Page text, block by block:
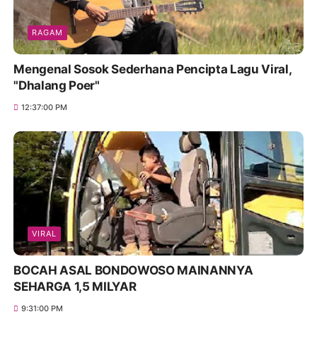
RAGAM
Mengenal Sosok Sederhana Pencipta Lagu Viral,
"Dhalang Poer"
12:37:00 PM
VIRAL
BOCAH ASAL BONDOWOSO MAINANNYA
SEHARGA 1,5 MILYAR
9:31:00 PM